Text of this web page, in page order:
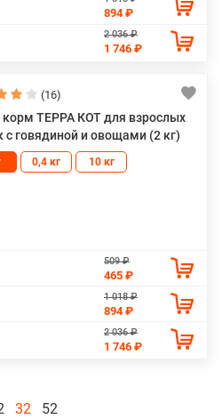
894 ₽
2 036 ₽
1 746 ₽
(16)
корм ТЕРРА КОТ для взрослых
с говядиной и овощами (2 кг)
0,4 кг 10 кг
509 ₽
465 ₽
1 018 ₽
894 ₽
2 036 ₽
1 746 ₽
32 52